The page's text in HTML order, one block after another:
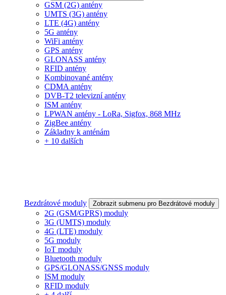
GSM (2G) antény
UMTS (3G) antény
LTE (4G) antény
5G antény
WiFi antény
GPS antény
GLONASS antény
RFID antény
Kombinované antény
CDMA antény
DVB-T2 televizní antény
ISM antény
LPWAN antény - LoRa, Sigfox, 868 MHz
ZigBee antény
Základny k anténám
+ 10 dalších
Bezdrátové moduly Zobrazit submenu pro Bezdrátové moduly
2G (GSM/GPRS) moduly
3G (UMTS) moduly
4G (LTE) moduly
5G moduly
IoT moduly
Bluetooth moduly
GPS/GLONASS/GNSS moduly
ISM moduly
RFID moduly